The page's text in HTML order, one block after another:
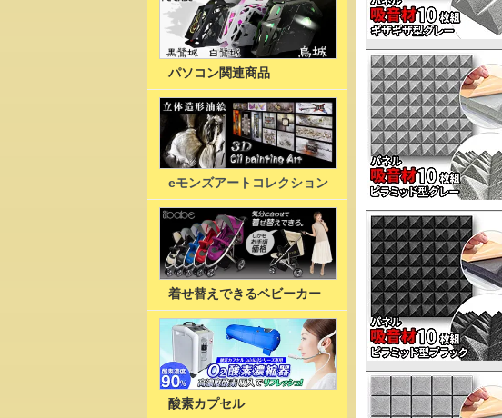
パソコン関連商品
eモンズアートコレクション
着せ替えできるベビーカー
酸素カプセル